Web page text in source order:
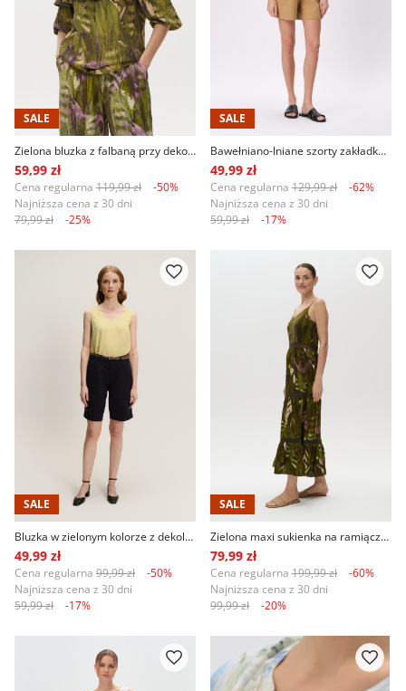
SALE
Zielona bluzka z falbaną przy dekolcie i nadrukiem tropic
59,99 zł
Cena regularna 119,99 zł
-50%
Najniższa cena z 30 dni
79,99 zł
-25%
SALE
Bawełniano-lniane szorty zakładkami
49,99 zł
Cena regularna 129,99 zł
-62%
Najniższa cena z 30 dni
59,99 zł
-17%
SALE
Bluzka w zielonym kolorze z dekoltem w serek
49,99 zł
Cena regularna 99,99 zł
-50%
Najniższa cena z 30 dni
59,99 zł
-17%
SALE
Zielona maxi sukienka na ramiączka wzór tropic
79,99 zł
Cena regularna 199,99 zł
-60%
Najniższa cena z 30 dni
99,99 zł
-20%